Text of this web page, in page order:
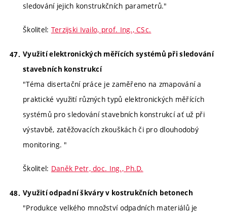
sledování jejich konstrukčních parametrů."
Školitel: Terzijski Ivailo, prof. Ing., CSc.
Využití elektronických měřících systémů při sledování
stavebních konstrukcí
"Téma disertační práce je zaměřeno na zmapování a
praktické využití různých typů elektronických měřících
systémů pro sledování stavebních konstrukcí ať už při
výstavbě, zatěžovacích zkouškách či pro dlouhodobý
monitoring. "
Školitel: Daněk Petr, doc. Ing., Ph.D.
Využití odpadní škváry v kostrukčních betonech
"Produkce velkého množství odpadních materiálů je